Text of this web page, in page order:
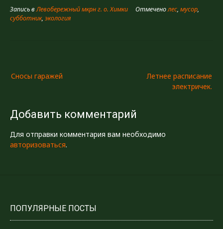
жителей микрорайона
разного возраста. Было
всем, кто принимал
Запись вЛевобережный мкрн г. о. Химки Отмеченолес, мусор,
субботник, экология
по
Летнее расписание
электричек.
Сносы гаражей
Добавить комментарий
Для отправки комментария вам необходимо
авторизоваться.
ПОПУЛЯРНЫЕ ПОСТЫ